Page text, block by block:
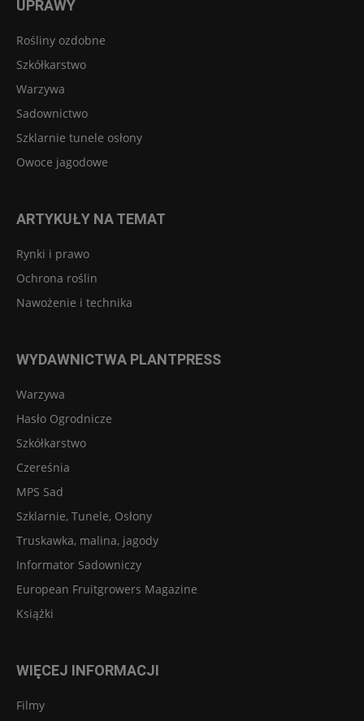
UPRAWY
Rośliny ozdobne
Szkółkarstwo
Warzywa
Sadownictwo
Szklarnie tunele osłony
Owoce jagodowe
ARTYKUŁY NA TEMAT
Rynki i prawo
Ochrona roślin
Nawożenie i technika
WYDAWNICTWA PLANTPRESS
Warzywa
Hasło Ogrodnicze
Szkółkarstwo
Czereśnia
MPS Sad
Szklarnie, Tunele, Osłony
Truskawka, malina, jagody
Informator Sadowniczy
European Fruitgrowers Magazine
Książki
WIĘCEJ INFORMACJI
Filmy